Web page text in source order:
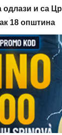
и са
18 општина